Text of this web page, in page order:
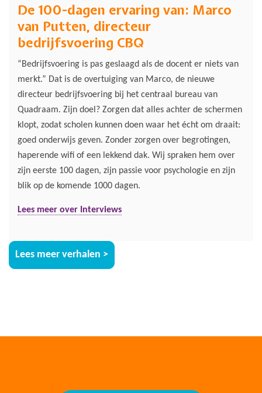
De 100-dagen ervaring van: Marco
van Putten, directeur
bedrijfsvoering CBQ
“Bedrijfsvoering is pas geslaagd als de docent er niets van
merkt.” Dat is de overtuiging van Marco, de nieuwe
directeur bedrijfsvoering bij het centraal bureau van
Quadraam. Zijn doel? Zorgen dat alles achter de schermen
klopt, zodat scholen kunnen doen waar het écht om draait:
goed onderwijs geven. Zonder zorgen over begrotingen,
haperende wifi of een lekkend dak. Wij spraken hem over
zijn eerste 100 dagen, zijn passie voor psychologie en zijn
blik op de komende 1000 dagen.
Lees meer over Interviews
Lees meer verhalen >